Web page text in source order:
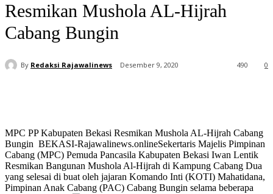
Resmikan Mushola AL-Hijrah
Cabang Bungin
By Redaksi Rajawalinews Desember 9, 2020 0
490
MPC PP Kabupaten Bekasi Resmikan Mushola AL-Hijrah Cabang
Bungin BEKASI-Rajawalinews.onlineSekertaris Majelis Pimpinan
Cabang (MPC) Pemuda Pancasila Kabupaten Bekasi Iwan Lentik
Resmikan Bangunan Mushola Al-Hijrah di Kampung Cabang Dua
yang selesai di buat oleh jajaran Komando Inti (KOTI) Mahatidana,
Pimpinan Anak Cabang (PAC) Cabang Bungin selama beberapa